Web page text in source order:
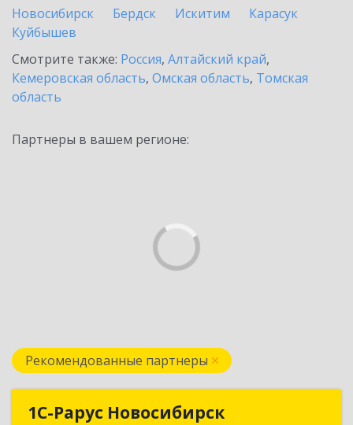
Новосибирск
Бердск Искитим
Карасук
Куйбышев
Смотрите также: Россия, Алтайский край,
Кемеровская область, Омская область, Томская
область
Партнеры в вашем регионе:
Рекомендованные партнеры
1С-Рарус Новосибирск
1С-Рарус Новосибирск